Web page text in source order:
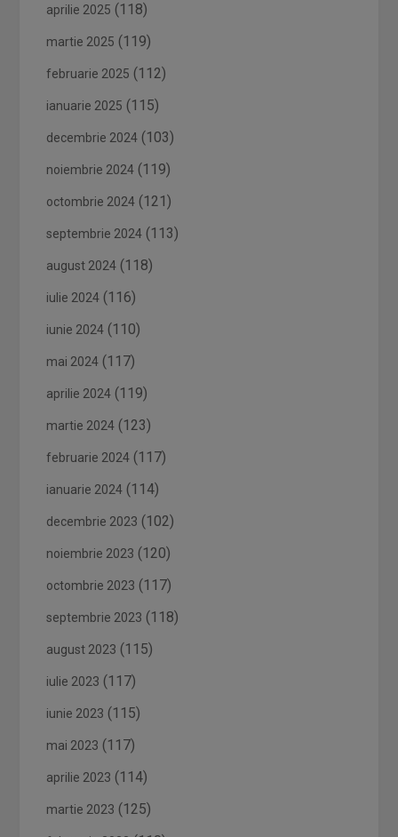
aprilie 2025 (118)
martie 2025 (119)
februarie 2025 (112)
ianuarie 2025 (115)
decembrie 2024 (103)
noiembrie 2024 (119)
octombrie 2024 (121)
septembrie 2024 (113)
august 2024 (118)
iulie 2024 (116)
iunie 2024 (110)
mai 2024 (117)
aprilie 2024 (119)
martie 2024 (123)
februarie 2024 (117)
ianuarie 2024 (114)
decembrie 2023 (102)
noiembrie 2023 (120)
octombrie 2023 (117)
septembrie 2023 (118)
august 2023 (115)
iulie 2023 (117)
iunie 2023 (115)
mai 2023 (117)
aprilie 2023 (114)
martie 2023 (125)